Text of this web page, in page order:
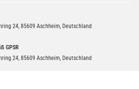
24, 85609 Aschheim, Deutschland
GPSR
24, 85609 Aschheim, Deutschland